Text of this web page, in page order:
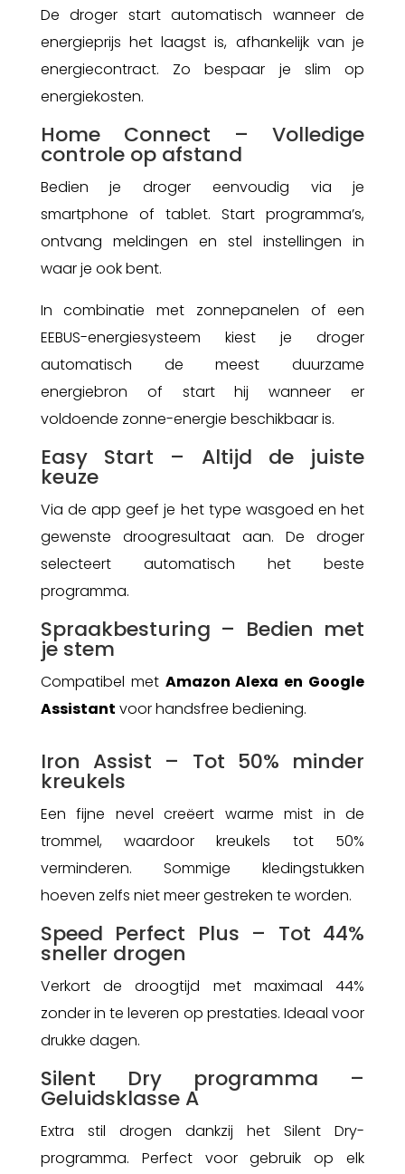
De droger start automatisch wanneer de
energieprijs het laagst is, afhankelijk van je
energiecontract. Zo bespaar je slim op
energiekosten.
Home Connect – Volledige
controle op afstand
Bedien je droger eenvoudig via je
smartphone of tablet. Start programma’s,
ontvang meldingen en stel instellingen in
waar je ook bent.
In combinatie met zonnepanelen of een
EEBUS-energiesysteem kiest je droger
automatisch de meest duurzame
energiebron of start hij wanneer er
voldoende zonne-energie beschikbaar is.
Easy Start – Altijd de juiste
keuze
Via de app geef je het type wasgoed en het
gewenste droogresultaat aan. De droger
selecteert automatisch het beste
programma.
Spraakbesturing – Bedien met
je stem
Compatibel met Amazon Alexa en Google
Assistant voor handsfree bediening.
Iron Assist – Tot 50% minder
kreukels
Een fijne nevel creëert warme mist in de
trommel, waardoor kreukels tot 50%
verminderen. Sommige kledingstukken
hoeven zelfs niet meer gestreken te worden.
Speed Perfect Plus – Tot 44%
sneller drogen
Verkort de droogtijd met maximaal 44%
zonder in te leveren op prestaties. Ideaal voor
drukke dagen.
Silent Dry programma –
Geluidsklasse A
Extra stil drogen dankzij het Silent Dry-
programma. Perfect voor gebruik op elk